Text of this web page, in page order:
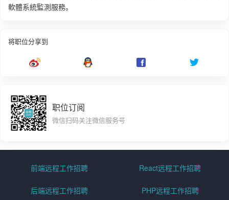
軟體系統監測服務。
将职位分享到
职位订阅
微信扫码关注微信服务号
前端远程工作招聘 React远程工作招聘
后端远程工作招聘 PHP远程工作招聘